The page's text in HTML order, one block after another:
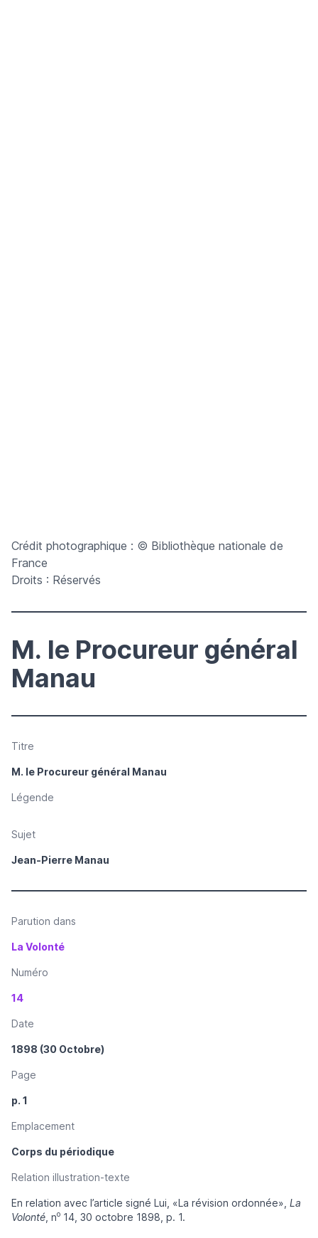
Crédit photographique : © Bibliothèque nationale de
France
Droits : Réservés
M. le Procureur général
Manau
Titre
M. le Procureur général Manau
Légende
Sujet
Jean-Pierre Manau
Parution dans
La Volonté
Numéro
14
Date
1898 (30 Octobre)
Page
p. 1
Emplacement
Corps du périodique
Relation illustration-texte
En relation avec l’article signé Lui, «La révision ordonnée», La
Volonté , no 14, 30 octobre 1898, p. 1.